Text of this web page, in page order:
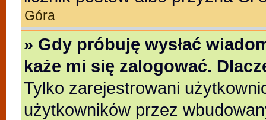
Góra
» Gdy próbuję wysłać
każe mi się zalogować.
Tylko zarejestrowani
użytkowników przez